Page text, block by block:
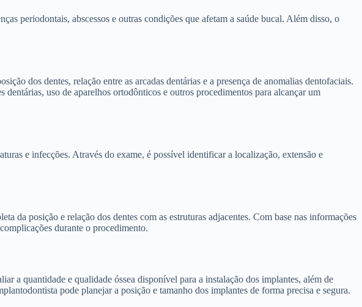
periodontais, abscessos e outras condições que afetam a saúde bucal. Além disso, o
dos dentes, relação entre as arcadas dentárias e a presença de anomalias dentofaciais.
uso de aparelhos ortodônticos e outros procedimentos para alcançar um
e infecções. Através do exame, é possível identificar a localização, extensão e
da posição e relação dos dentes com as estruturas adjacentes. Com base nas informações
durante o procedimento.
a quantidade e qualidade óssea disponível para a instalação dos implantes, além de
pode planejar a posição e tamanho dos implantes de forma precisa e segura.